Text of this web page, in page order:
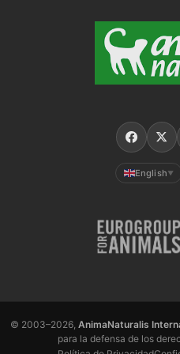
English ▼
© 2003–2026, AnimaNaturalis
para la defensa de los